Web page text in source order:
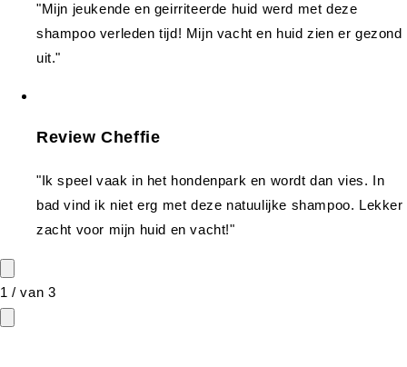
"Mijn jeukende en geirriteerde huid werd met deze
shampoo verleden tijd! Mijn vacht en huid zien er gezond
uit."
Review Cheffie
"Ik speel vaak in het hondenpark en wordt dan vies. In
bad vind ik niet erg met deze natuulijke shampoo. Lekker
zacht voor mijn huid en vacht!"
1 /van 3